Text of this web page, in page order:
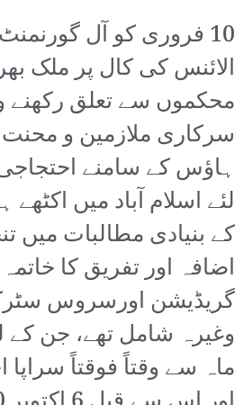
10 فروری کو آل
الائنس کی کال پر ملک
محکموں سے تعلق رکھنے
سرکاری ملازمین و
ہاؤس کے سامنے احتجاجی
لئے اسلام آباد میں
کے بنیادی مطالبات میں
اضافہ اور تفریق کا
گریڈیشن اورسروس
ماہ سے وقتاً فوقتاً سراپا